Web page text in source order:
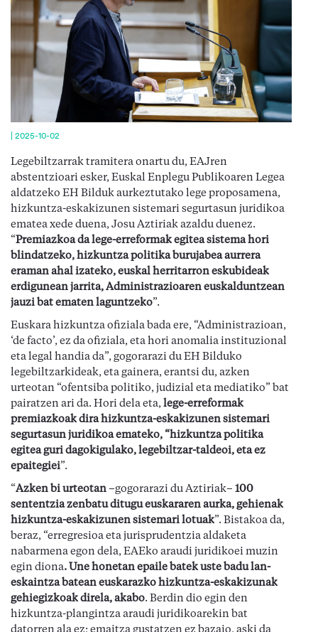
2025-10-02
Legebiltzarrak tramitera onartu du, EAJren
abstentzioari esker, Euskal Enplegu Publikoaren Legea
aldatzeko EH Bilduk aurkeztutako lege proposamena,
hizkuntza-eskakizunen sistemari segurtasun juridikoa
ematea xede duena, Josu Aztiriak azaldu duenez.
“Premiazkoa da lege-erreformak egitea sistema hori
blindatzeko, hizkuntza politika burujabea aurrera
eraman ahal izateko, euskal herritarron eskubideak
erdigunean jarrita, Administrazioaren euskalduntzean
jauzi bat ematen laguntzeko”.
Euskara hizkuntza ofiziala bada ere, “Administrazioan,
‘de facto’, ez da ofiziala, eta hori anomalia instituzional
eta legal handia da”, gogorarazi du EH Bilduko
legebiltzarkideak, eta gainera, erantsi du, azken
urteotan “ofentsiba politiko, judizial eta mediatiko” bat
pairatzen ari da. Hori dela eta, lege-erreformak
premiazkoak dira hizkuntza-eskakizunen sistemari
segurtasun juridikoa emateko, “hizkuntza politika
egitea guri dagokigulako, legebiltzar-taldeoi, eta ez
epaitegiei”.
“Azken bi urteotan –gogorarazi du Aztiriak– 100
sententzia zenbatu ditugu euskararen aurka, gehienak
hizkuntza-eskakizunen sistemari lotuak”. Bistakoa da,
beraz, “erregresioa eta jurisprudentzia aldaketa
nabarmena egon dela, EAEko araudi juridikoei muzin
egin diona. Une honetan epaile batek uste badu lan-
eskaintza batean euskarazko hizkuntza-eskakizunak
gehiegizkoak direla, akabo. Berdin dio egin den
hizkuntza-plangintza araudi juridikoarekin bat